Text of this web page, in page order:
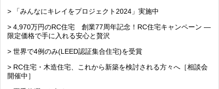
> 「みんなにキレイをプロジェクト2024」実施中
> 4,970万円のRC住宅 創業77周年記念！RC住宅キャンペーン ―
限定価格で手に入れる安心と贅沢
> 世界で4例のみ(LEED認証集合住宅)を受賞
> RC住宅・木造住宅、これから新築を検討される方々へ［相談会
開催中］